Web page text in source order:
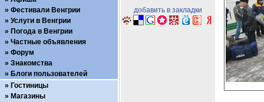
добавить в закладки
Фестивали Венгрии
Услуги в Венгрии
Погода в Венгрии
Частные объявления
Форум
Знакомства
Блоги пользователей
Гостиницы
Магазины